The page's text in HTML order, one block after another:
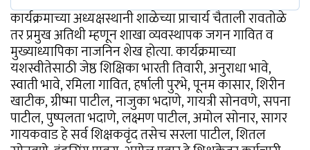
कार्यक्रमाच्या अध्यक्षस्थानी शाळेच्या प्राचार्य चैताली रावतोळे
तर प्रमुख अतिथी म्हणून शाखा व्यवस्थापक जगन गावित व
मुख्याध्यापिका नाजनिन शेख होत्या. कार्यक्रमाच्या
यशस्वीतेसाठी जेष्ठ शिक्षिका भारती तिवारी, अनुराधा भावे,
स्वाती भावे, रमिला गावित, हर्षाली पुरभे, पूनम कासार, शिरीन
खाटीक, ग्रीष्मा पाटील, नाजुका भदाणे, गायत्री सोनवणे, सपना
पाटील, पुष्पलता भदाणे, लक्ष्मण पाटील, अमोल सोनार, सागर
गायकवाड हे सर्व शिक्षकवृंद तसेच सरला पाटील, शितल